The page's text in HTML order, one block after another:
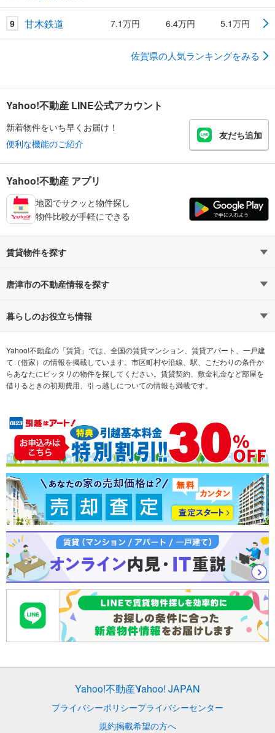
9 甘木鉄道 7.1万円 6.4万円 5.1万円
佐賀県の人気ランキングをみる
Yahoo!不動産 LINE公式アカウント
新着物件をいち早くお届け！
便利な機能のご紹介
友だち追加
Yahoo!不動産 アプリ
地図でサクッと物件探し
物件比較が手軽にできる
賃貸物件を探す
路線・駅から探す
通勤時間から探す
不動産会社から探す 希望の条件から探す
テーマから探す ランキングから探す
唐津市の不動産情報を探す
不動産・住宅
新築マンション 中古マンション
新築一戸建て 中古一戸建て
売却査定
暮らしのお役立ち情報
マンションカタログ 教えて！住まいの先生
Yahoo!不動産の「賃貸」では、全国の賃貸マンション、賃貸アパート、一戸建
て（借家）の情報を掲載しています。市区町村や沿線、駅、こだわりの条件か
らあなたにピッタリの物件を探してください。賃貸契約、敷金礼金など部屋を
借りるときの初期費用、引っ越しについての情報も満載です。
Yahoo!不動産Yahoo! JAPAN
プライバシーポリシープライバシーセンター
規約掲載希望の方へ